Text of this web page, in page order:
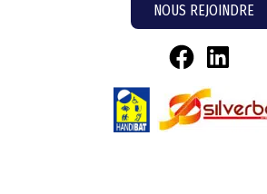
NOUS REJOINDRE